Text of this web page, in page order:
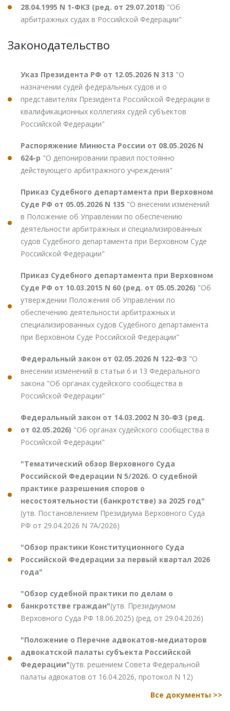
28.04.1995 N 1-ФКЗ (ред. от 29.07.2018) "Об
арбитражных судах в Российской Федерации"
Законодательство
Указ Президента РФ от 12.05.2026 N 313 "О
назначении судей федеральных судов и о
представителях Президента Российской Федерации в
квалификационных коллегиях судей субъектов
Российской Федерации"
Распоряжение Минюста России от 08.05.2026 N
624-р "О депонировании правил постоянно
действующего арбитражного учреждения"
Приказ Судебного департамента при Верховном
Суде РФ от 05.05.2026 N 135 "О внесении изменений
в Положение об Управлении по обеспечению
деятельности арбитражных и специализированных
судов Судебного департамента при Верховном Суде
Российской Федерации"
Приказ Судебного департамента при Верховном
Суде РФ от 10.03.2015 N 60 (ред. от 05.05.2026) "Об
утверждении Положения об Управлении по
обеспечению деятельности арбитражных и
специализированных судов Судебного департамента
при Верховном Суде Российской Федерации"
Федеральный закон от 02.05.2026 N 122-ФЗ "О
внесении изменений в статьи 6 и 13 Федерального
закона "Об органах судейского сообщества в
Российской Федерации"
Федеральный закон от 14.03.2002 N 30-ФЗ (ред.
от 02.05.2026) "Об органах судейского сообщества в
Российской Федерации"
"Тематический обзор Верховного Суда
Российской Федерации N 5/2026. О судебной
практике разрешения споров о
несостоятельности (банкротстве) за 2025 год"
(утв. Постановлением Президиума Верховного Суда
РФ от 29.04.2026 N 7А/2026)
"Обзор практики Конституционного Суда
Российской Федерации за первый квартал 2026
года"
"Обзор судебной практики по делам о
банкротстве граждан"(утв. Президиумом
Верховного Суда РФ 18.06.2025) (ред. от 29.04.2026)
"Положение о Перечне адвокатов-медиаторов
адвокатской палаты субъекта Российской
Федерации"(утв. решением Совета Федеральной
палаты адвокатов от 16.04.2026, протокол N 12)
Все документы >>